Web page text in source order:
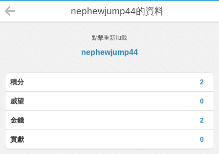
nephewjump44的資料
點擊重新加載
nephewjump44
2
積分
0
威望
2
金錢
0
貢獻